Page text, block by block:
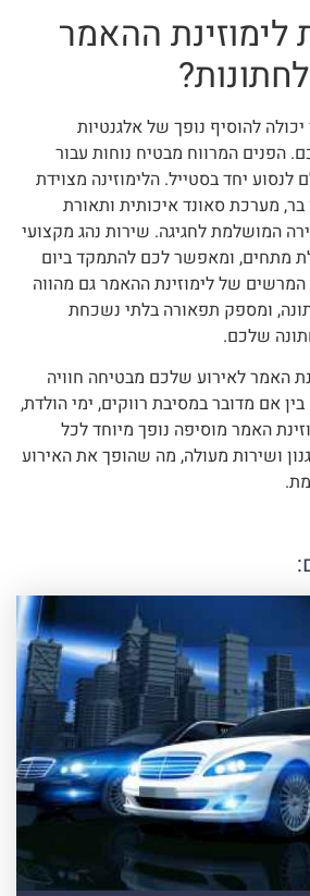
ההאמר
להוסיף נופך של אלגנטיות
הפנים המרווח מבטיח נוחות עבור
יחד בסטייל. הלימוזינה מצוידת
מערכת סאונד איכותית ותאורת
המושלמת לחגיגה. שירות נהג מקצועי
מתחים, ומאפשר לכם להתמקד ביום
של לימוזינת ההאמר גם מהווה
ומספק תפאורה בלתי נשכחת
שלכם.
האמר לאירוע שלכם מבטיחה חוויה
אם מדובר במסיבת רווקים, ימי הולדת,
האמר מוסיפה נופך מיוחד לכל
ושירות מעולה, מה שהופך את האירוע